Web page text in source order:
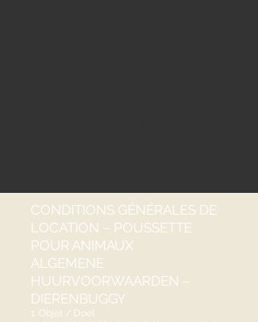
CONDITIONS GÉNÉRALES DE
LOCATION – POUSSETTE
POUR ANIMAUX
ALGEMENE
HUURVOORWAARDEN –
DIERENBUGGY
1. Objet / Doel